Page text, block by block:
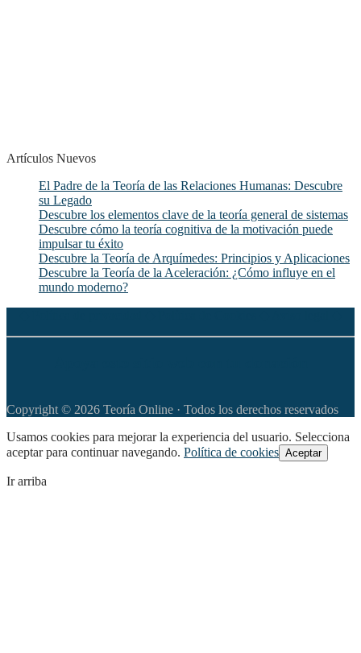
Artículos Nuevos
El Padre de la Teoría de las Relaciones Humanas: Descubre
su Legado
Descubre los elementos clave de la teoría general de sistemas
Descubre cómo la teoría cognitiva de la motivación puede
impulsar tu éxito
Descubre la Teoría de Arquímedes: Principios y Aplicaciones
Descubre la Teoría de la Aceleración: ¿Cómo influye en el
mundo moderno?
Copyright © 2026 Teoría Online · Todos los derechos reservados
Usamos cookies para mejorar la experiencia del usuario. Selecciona
aceptar para continuar navegando. Política de cookies Aceptar
Ir arriba